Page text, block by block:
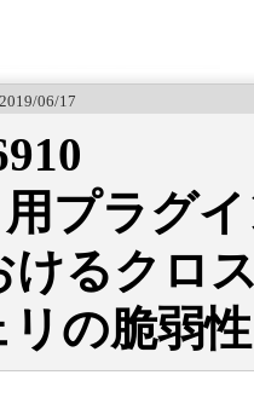
06/17
プラグ
けるクロ
の脆弱性